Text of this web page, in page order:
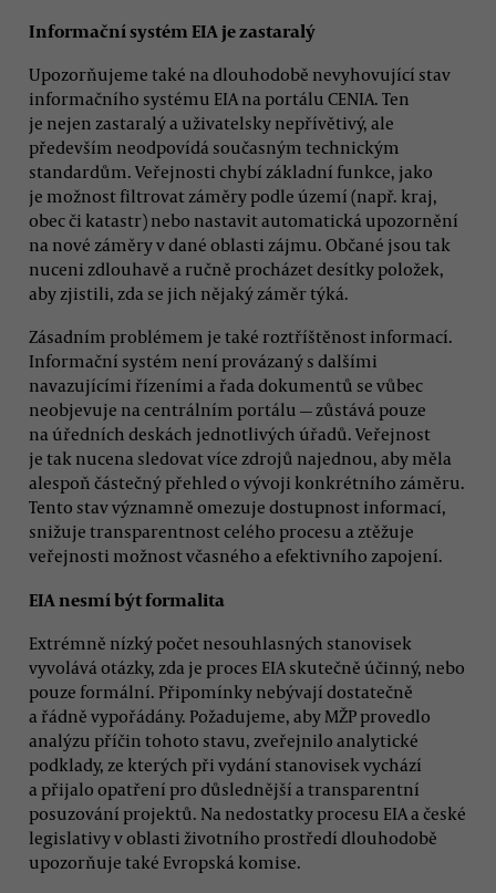
Informační systém EIA je zastaralý
Upozorňujeme také na dlouhodobě nevyhovující stav
informačního systému EIA na portálu CENIA. Ten
je nejen zastaralý a uživatelsky nepřívětivý, ale
především neodpovídá současným technickým
standardům. Veřejnosti chybí základní funkce, jako
je možnost filtrovat záměry podle území (např. kraj,
obec či katastr) nebo nastavit automatická upozornění
na nové záměry v dané oblasti zájmu. Občané jsou tak
nuceni zdlouhavě a ručně procházet desítky položek,
aby zjistili, zda se jich nějaký záměr týká.
Zásadním problémem je také roztříštěnost informací.
Informační systém není provázaný s dalšími
navazujícími řízeními a řada dokumentů se vůbec
neobjevuje na centrálním portálu — zůstává pouze
na úředních deskách jednotlivých úřadů. Veřejnost
je tak nucena sledovat více zdrojů najednou, aby měla
alespoň částečný přehled o vývoji konkrétního záměru.
Tento stav významně omezuje dostupnost informací,
snižuje transparentnost celého procesu a ztěžuje
veřejnosti možnost včasného a efektivního zapojení.
EIA nesmí být formalita
Extrémně nízký počet nesouhlasných stanovisek
vyvolává otázky, zda je proces EIA skutečně účinný, nebo
pouze formální. Připomínky nebývají dostatečně
a řádně vypořádány. Požadujeme, aby MŽP provedlo
analýzu příčin tohoto stavu, zveřejnilo analytické
podklady, ze kterých při vydání stanovisek vychází
a přijalo opatření pro důslednější a transparentní
posuzování projektů. Na nedostatky procesu EIA a české
legislativy v oblasti životního prostředí dlouhodobě
upozorňuje také Evropská komise.